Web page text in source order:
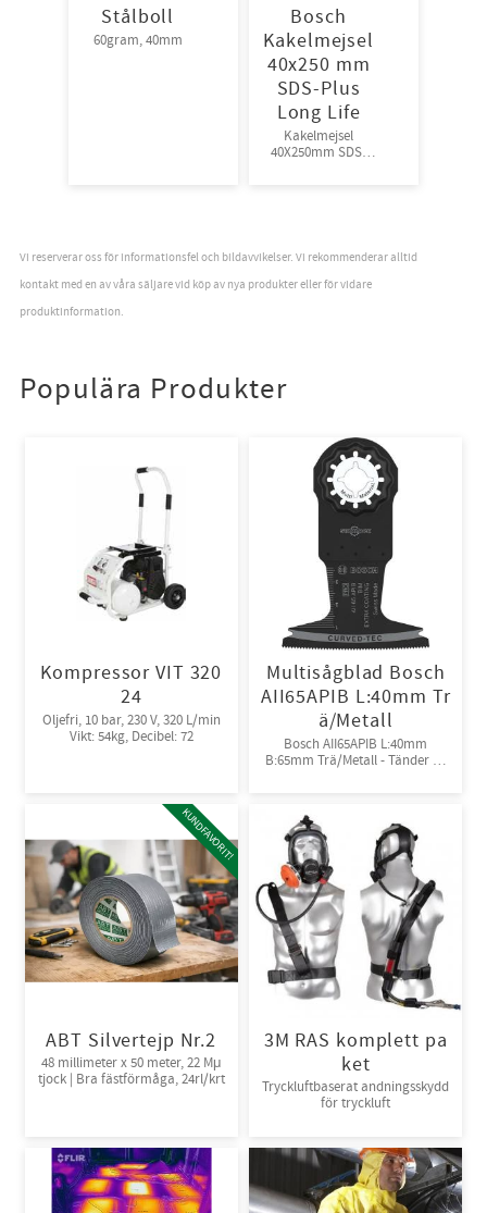
Stålboll
60gram, 40mm
Bosch
Kakelmejsel
40x250 mm
SDS-Plus
Long Life
Kakelmejsel
40X250mm SDS-
Vi reserverar oss för informationsfel och bildavvikelser. Vi rekommenderar alltid
kontakt med en av våra säljare vid köp av nya produkter eller för vidare
produktinformation.
Populära Produkter
Kompressor VIT 320
24
Oljefri, 10 bar, 230 V, 320 L/min
Vikt: 54kg, Decibel: 72
Multisågblad Bosch
AII65APIB L:40mm Tr
ä/Metall
Bosch AII65APIB L:40mm
B:65mm Trä/Metall - Tänder av
ABT Silvertejp Nr.2
48 millimeter x 50 meter, 22 Mμ
tjock | Bra fästförmåga, 24rl/krt
KUNDFAVORIT!
3M RAS komplett pa
ket
Tryckluftbaserat andningsskydd
för tryckluft